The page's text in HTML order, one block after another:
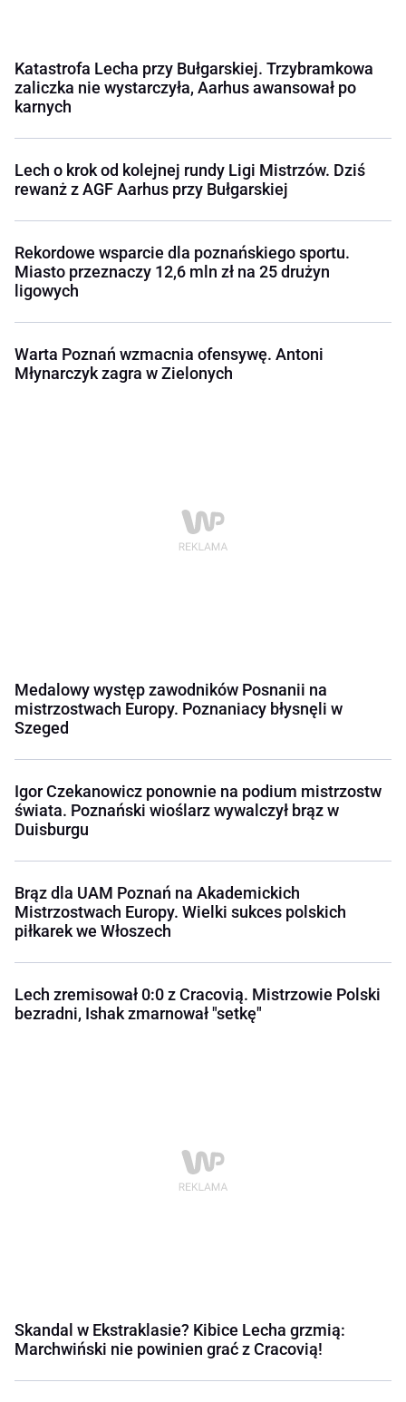
Katastrofa Lecha przy Bułgarskiej. Trzybramkowa
zaliczka nie wystarczyła, Aarhus awansował po
karnych
Lech o krok od kolejnej rundy Ligi Mistrzów. Dziś
rewanż z AGF Aarhus przy Bułgarskiej
Rekordowe wsparcie dla poznańskiego sportu.
Miasto przeznaczy 12,6 mln zł na 25 drużyn
ligowych
Warta Poznań wzmacnia ofensywę. Antoni
Młynarczyk zagra w Zielonych
Medalowy występ zawodników Posnanii na
mistrzostwach Europy. Poznaniacy błysnęli w
Szeged
Igor Czekanowicz ponownie na podium mistrzostw
świata. Poznański wioślarz wywalczył brąz w
Duisburgu
Brąz dla UAM Poznań na Akademickich
Mistrzostwach Europy. Wielki sukces polskich
piłkarek we Włoszech
Lech zremisował 0:0 z Cracovią. Mistrzowie Polski
bezradni, Ishak zmarnował "setkę"
Skandal w Ekstraklasie? Kibice Lecha grzmią:
Marchwiński nie powinien grać z Cracovią!